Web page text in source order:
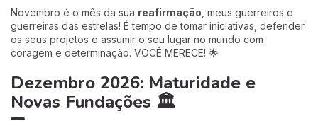
Novembro é o mês da sua reafirmação , meus guerreiros e
guerreiras das estrelas! É tempo de tomar iniciativas, defender
os seus projetos e assumir o seu lugar no mundo com
coragem e determinação. VOCÊ MERECE! 🌟
Dezembro 2026: Maturidade e
Novas Fundações 🏛️